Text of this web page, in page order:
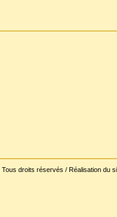
Tous droits réservés / Réalisation du